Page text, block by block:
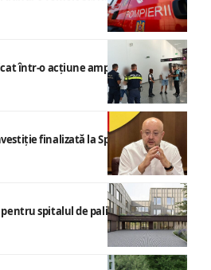
într-o acțiune amplă
finalizată la Spitalul Mihăești
spitalul de paliație